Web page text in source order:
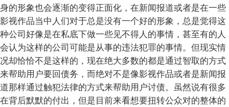
身的形象也会逐渐的变得正面化，在新闻报道或者是在一些
影视作品当中人们对于总是没有一个好的形象，总是觉得这
种公司好像是在私底下做一些见不得人的事情，甚至有的人
会认为这样的公司可能是从事的违法犯罪的事情。但现实情
况却恰恰不是这样的，现在绝大多数的都是通过智取的方式
来帮助用户要回债务，而绝对不是像影视作品或者是新闻报
道那样通过触犯法律的方式来帮助用户讨债。虽然说有很多
在背后默默的付出，但是目前来看想要扭转公众对的整体的